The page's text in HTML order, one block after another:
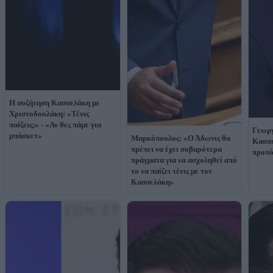
Η συζήτηση Κασσελάκη με
Χριστοδουλάκη: «Τένις
παίζεις;» - «Αν θες πάμε για
μπάσκετ»
Μαρκόπουλος: «Ο Άδωνις θα
πρέπει να έχει σοβαρότερα
πράγματα για να ασχοληθεί από
το να παίζει τένις με τον
Κασσελάκη»